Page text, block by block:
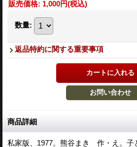
販売価格: 1,000円(税込)
数量:
返品特約に関する重要事項
商品詳細
私家版、1977。熊谷まき 作・え。子